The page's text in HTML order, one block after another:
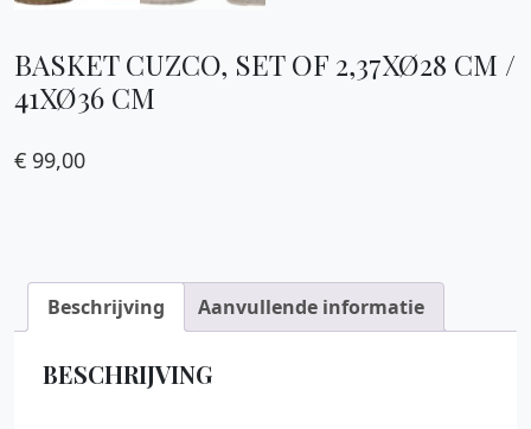
BASKET CUZCO, SET OF 2,37XØ28 CM /
41XØ36 CM
€ 99,00
Beschrijving Aanvullende informatie
BESCHRIJVING